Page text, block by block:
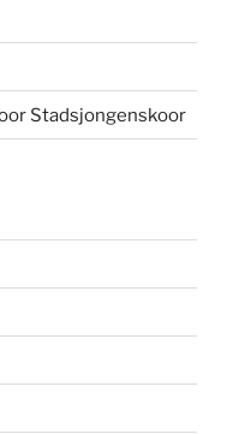
Stadsjongenskoor